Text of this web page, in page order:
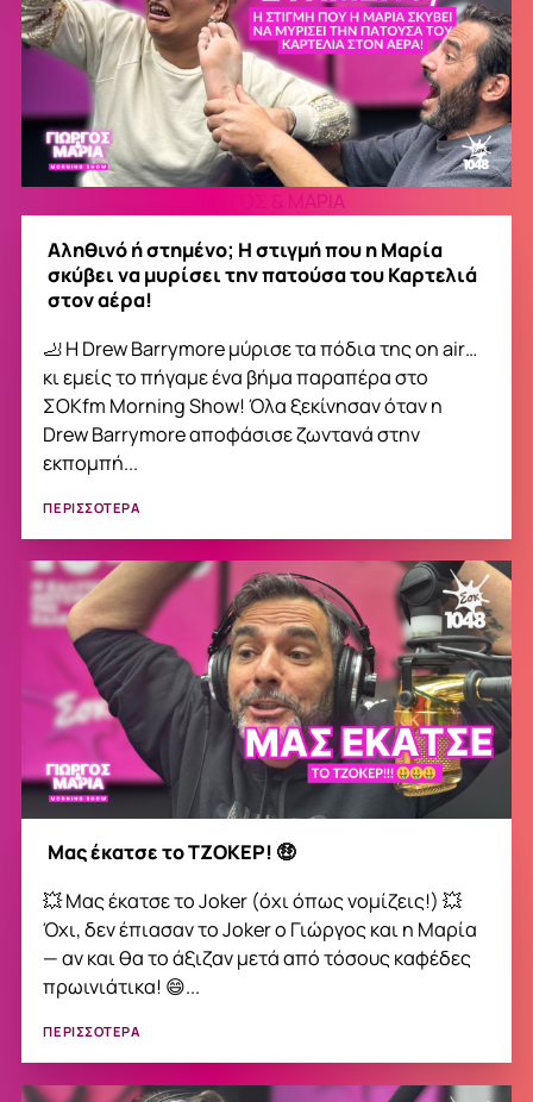
ΓΙΩΡΓΟΣ & ΜΑΡΙΑ
Αληθινό ή στημένο; Η στιγμή που η Μαρία
σκύβει να μυρίσει την πατούσα του Καρτελιά
στον αέρα!
🦶 Η Drew Barrymore μύρισε τα πόδια της on air…
κι εμείς το πήγαμε ένα βήμα παραπέρα στο
ΣΟΚfm Morning Show! Όλα ξεκίνησαν όταν η
Drew Barrymore αποφάσισε ζωντανά στην
εκπομπή...
ΠΕΡΙΣΣΟΤΕΡΑ
Μας έκατσε το ΤΖΟΚΕΡ! 🤑
💥 Μας έκατσε το Joker (όχι όπως νομίζεις!) 💥
Όχι, δεν έπιασαν το Joker ο Γιώργος και η Μαρία
— αν και θα το άξιζαν μετά από τόσους καφέδες
πρωινιάτικα! 😄...
ΠΕΡΙΣΣΟΤΕΡΑ